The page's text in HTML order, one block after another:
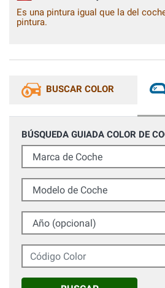
Es una pintura igual que la del
pintura.
BUSCAR COLOR
BÚSQUEDA GUIADA COLOR DE
Marca de Coche
Modelo de Coche
Año (opcional)
Código Color